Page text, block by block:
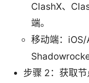
ClashX、
端。
移动端：iOS/
步骤 2：获取